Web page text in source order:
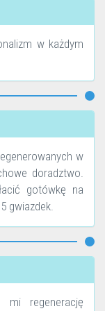
w każdym
w
doradztwo.
gotówkę na
gwiazdek.
mi regenerację